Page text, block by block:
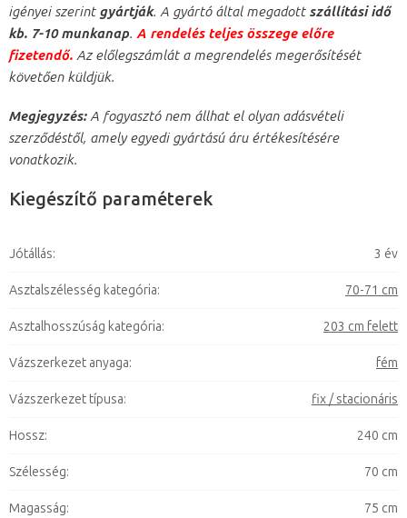
igényei szerint gyártják. A gyártó által megadott szállítási idő
kb. 7-10 munkanap.A rendelés teljes összege előre
fizetendő. Az előlegszámlát a megrendelés megerősítését
követően küldjük.
Megjegyzés:A fogyasztó nem állhat el olyan adásvételi
szerződéstől, amely egyedi gyártású áru értékesítésére
vonatkozik.
Kiegészítő paraméterek
Jótállás: 3 év
Asztalszélesség kategória: 70-71 cm
Asztalhosszúság kategória: 203 cm felett
Vázszerkezet anyaga: fém
Vázszerkezet típusa: fix / stacionáris
Hossz: 240 cm
Szélesség: 70 cm
Magasság: 75 cm